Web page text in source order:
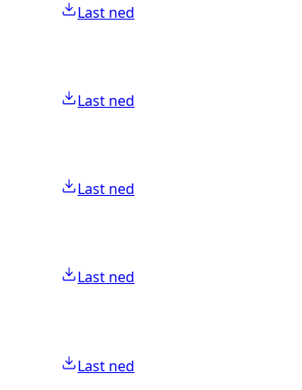
Last ned
Last ned
Last ned
Last ned
Last ned